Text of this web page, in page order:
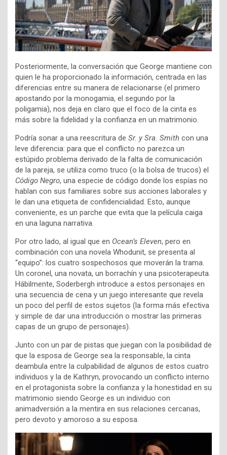
Posteriormente, la conversación que George mantiene con
quien le ha proporcionado la información, centrada en las
diferencias entre su manera de relacionarse (el primero
apostando por la monogamia, el segundo por la
poligamia), nos deja en claro que el foco de la cinta es
más sobre la fidelidad y la confianza en un matrimonio.
Podría sonar a una reescritura de Sr. y Sra. Smith con una
leve diferencia: para que el conflicto no parezca un
estúpido problema derivado de la falta de comunicación
de la pareja, se utiliza como truco (o la bolsa de trucos) el
Código Negro, una especie de código donde los espías no
hablan con sus familiares sobre sus acciones laborales y
le dan una etiqueta de confidencialidad. Esto, aunque
conveniente, es un parche que evita que la película caiga
en una laguna narrativa.
Por otro lado, al igual que en Ocean’s Eleven, pero en
combinación con una novela Whodunit, se presenta al
“equipo”: los cuatro sospechosos que moverán la trama.
Un coronel, una novata, un borrachín y una psicoterapeuta.
Hábilmente, Soderbergh introduce a estos personajes en
una secuencia de cena y un juego interesante que revela
un poco del perfil de estos sujetos (la forma más efectiva
y simple de dar una introducción o mostrar las primeras
capas de un grupo de personajes).
Junto con un par de pistas que juegan con la posibilidad de
que la esposa de George sea la responsable, la cinta
deambula entre la culpabilidad de algunos de estos cuatro
individuos y la de Kathryn, provocando un conflicto interno
en el protagonista sobre la confianza y la honestidad en su
matrimonio siendo George es un individuo con
animadversión a la mentira en sus relaciones cercanas,
pero devoto y amoroso a su esposa.